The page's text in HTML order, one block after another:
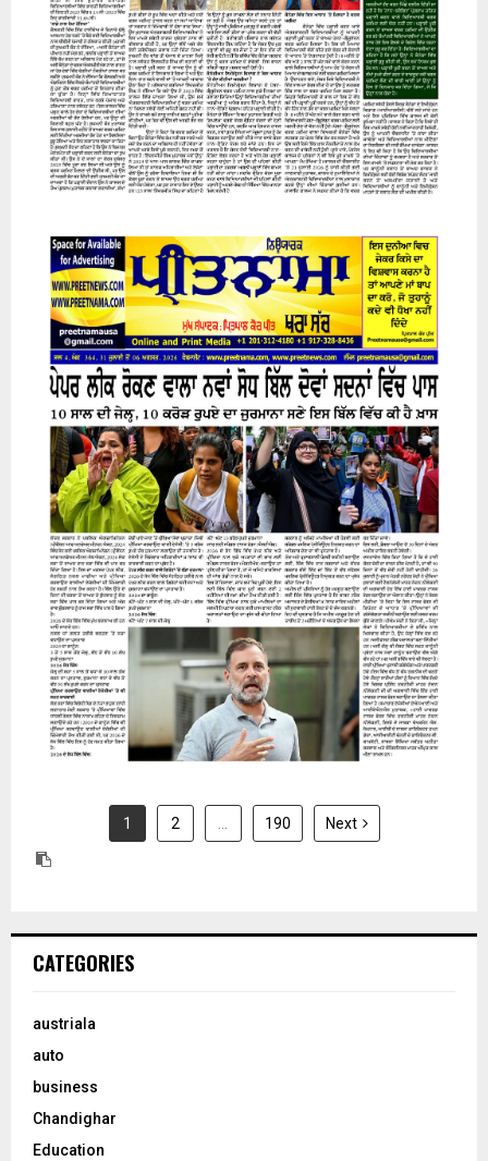
31 July 2026
1 2 … 190 Next
CATEGORIES
austriala
auto
business
Chandighar
Education